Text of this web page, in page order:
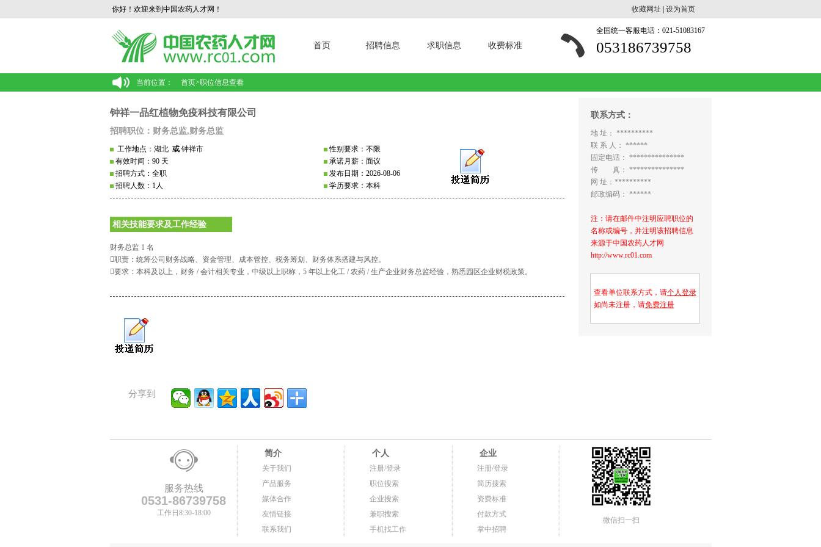
你好！欢迎来到中国农药人才网！ 收藏网址 设为首页
首页 招聘信息 求职信息 收费标准
全国统一客服电话：021-51083167
053186739758
当前位置： 首页>职位信息查看
钟祥一品红植物免疫科技有限公司
招聘职位：财务总监,财务总监
工作地点：湖北 或钟祥市
有效时间：90 天
招聘方式：全职
招聘人数：1人
性别要求：不限
承诺月薪：面议
发布日期：2026-08-06
学历要求：本科
相关技能要求及工作经验
财务总监 1 名
职责：统筹公司财务战略、资金管理、成本管控、税务筹划、财务体系搭建与风控。
要求：本科及以上，财务 / 会计相关专业，中级以上职称，5 年以上化工 / 农药 / 生产企业财务总监经验，熟悉园区企业财税政策。
分享到
联系方式：
地 址： **********
联 系 人： ******
固定电话： ***************
传 真： ***************
网 址：**********
邮政编码： ******
注：请在邮件中注明应聘职位的
名称或编号，并注明该招聘信息
来源于中国农药人才网
http://www.rc01.com
查看单位联系方式，请个人登录
如尚未注册，请免费注册
服务热线
0531-86739758
工作日8:30-18:00
简介
关于我们
产品服务
媒体合作
友情链接
联系我们
个人
注册/登录
职位搜索
企业搜索
兼职搜索
手机找工作
企业
注册/登录
简历搜索
资费标准
付款方式
掌中招聘
微信扫一扫